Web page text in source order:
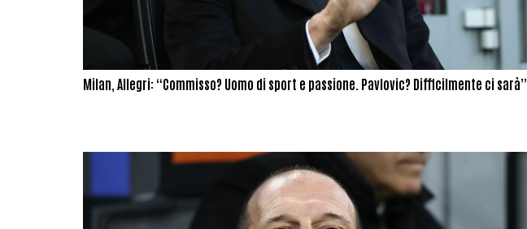
Milan, Allegri: “Commisso? Uomo di sport e passione. Pavlovic? Difficilmente ci sarà”